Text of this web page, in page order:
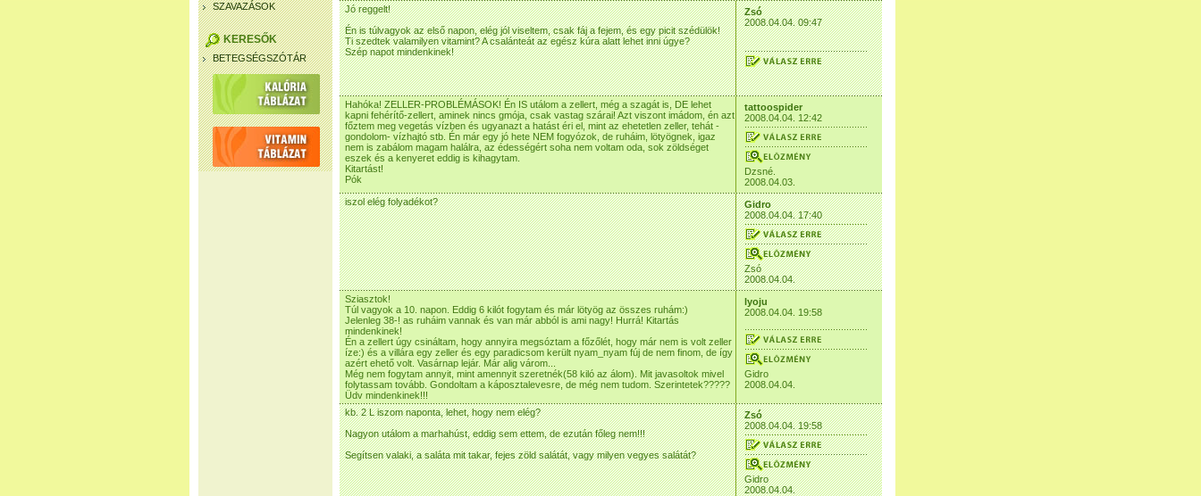
SZAVAZÁSOK
KERESŐK
BETEGSÉGSZÓTÁR
Jó reggelt!
Én is túlvagyok az első napon, elég jól viseltem, csak fáj a fejem, és egy picit szédülök!
Ti szedtek valamilyen vitamint? A csalánteát az egész kúra alatt lehet inni úgye?
Szép napot mindenkinek!
Zsó
2008.04.04. 09:47
Hahóka! ZELLER-PROBLÉMÁSOK! Én IS utálom a zellert, még a szagát is, DE lehet
kapni fehérítő-zellert, aminek nincs gmója, csak vastag szárai! Azt viszont imádom, én azt
főztem meg vegetás vízben és ugyanazt a hatást éri el, mint az ehetetlen zeller, tehát -
gondolom- vízhajtó stb. Én már egy jó hete NEM fogyózok, de ruháim, lötyögnek, igaz
nem is zabálom magam halálra, az édességért soha nem voltam oda, sok zöldséget
eszek és a kenyeret eddig is kihagytam.
Kitartást!
Pók
tattoospider
2008.04.04. 12:42
Dzsné.
2008.04.03.
iszol elég folyadékot?
Gidro
2008.04.04. 17:40
Zsó
2008.04.04.
Sziasztok!
Túl vagyok a 10. napon. Eddig 6 kilót fogytam és már lötyög az összes ruhám:)
Jelenleg 38-! as ruháim vannak és van már abból is ami nagy! Hurrá! Kitartás
mindenkinek!
Én a zellert úgy csináltam, hogy annyira megsóztam a főzőlét, hogy már nem is volt zeller
íze:) és a villára egy zeller és egy paradicsom került nyam_nyam fúj de nem finom, de így
azért ehető volt. Vasárnap lejár. Már alig várom...
Még nem fogytam annyit, mint amennyit szeretnék(58 kiló az álom). Mit javasoltok mivel
folytassam tovább. Gondoltam a káposztalevesre, de még nem tudom. Szerintetek?????
Üdv mindenkinek!!!
lyoju
2008.04.04. 19:58
Gidro
2008.04.04.
kb. 2 L iszom naponta, lehet, hogy nem elég?
Nagyon utálom a marhahúst, eddig sem ettem, de ezután főleg nem!!!
Segítsen valaki, a saláta mit takar, fejes zöld salátát, vagy milyen vegyes salátát?
Zsó
2008.04.04. 19:58
Gidro
2008.04.04.